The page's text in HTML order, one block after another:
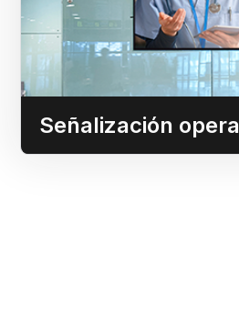
Señalización
sincronizados a